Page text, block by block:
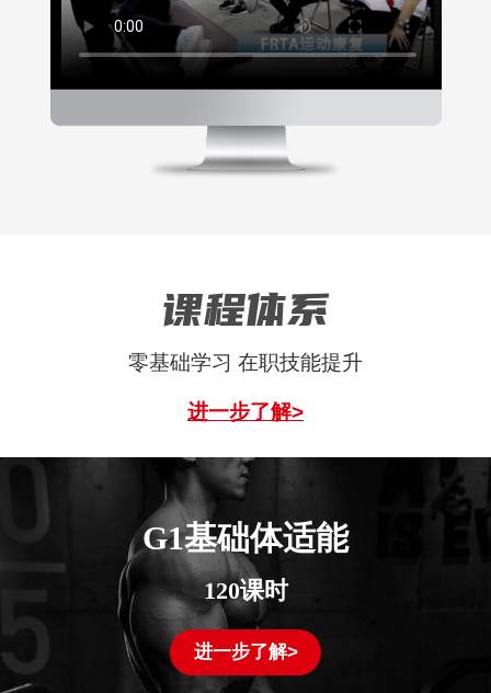
课程体系
零基础学习 在职技能提升
进一步了解>
G1基础体适能
120课时
进一步了解>